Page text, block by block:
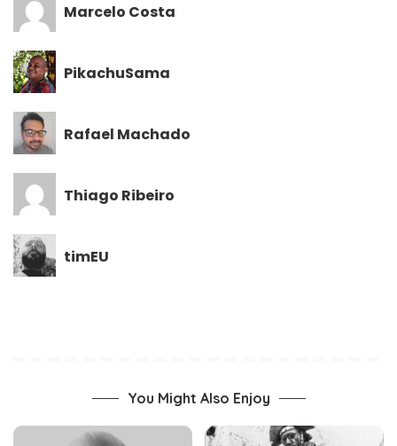
Marcelo Costa
PikachuSama
Rafael Machado
Thiago Ribeiro
timEU
You Might Also Enjoy